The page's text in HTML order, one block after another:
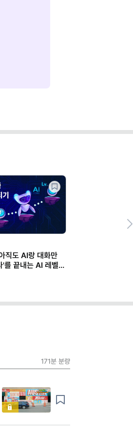
직도 AI랑 대화만
'를 끝내는 AI 레벨업
171분 분량